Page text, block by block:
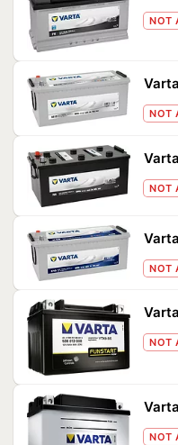
NOT
NOT
NOT
NOT
NOT
NOT